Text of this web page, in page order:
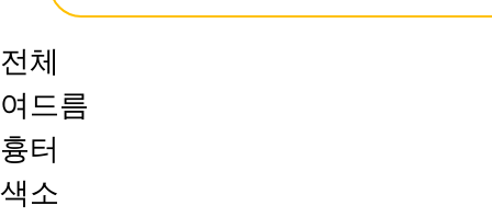
전체
여드름
흉터
색소